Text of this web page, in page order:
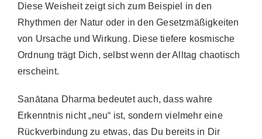
Diese Weisheit zeigt sich zum Beispiel in den
Rhythmen der Natur oder in den Gesetzmäßigkeiten
von Ursache und Wirkung. Diese tiefere kosmische
Ordnung trägt Dich, selbst wenn der Alltag chaotisch
erscheint.
Sanātana Dharma bedeutet auch, dass wahre
Erkenntnis nicht „neu“ ist, sondern vielmehr eine
Rückverbindung zu etwas, das Du bereits in Dir